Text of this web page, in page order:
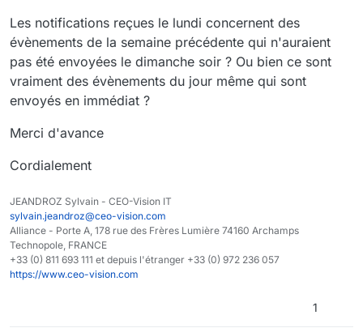
créés, modifiés, etc. sur l'espace en question.
Nous recevons ensuite de manière instantané
des notifs concernant les fichiers créés, modifiés
le jour même. Les journées du lundi se
transforment donc en avalanches de notifications
car la notifications hebdo deviens de l'instantané
Ce comportement est difficile à expliquer aux
Les notifications reçues le lundi concernent des
évènements de la semaine précédente qui n'auraient
pas été envoyées le dimanche soir ? Ou bien ce sont
vraiment des évènements du jour même qui sont
envoyés en immédiat ?
Merci d'avance
Cordialement
JEANDROZ Sylvain - CEO-Vision IT
sylvain.jeandroz@ceo-vision.com
Alliance - Porte A, 178 rue des Frères Lumière 74160 Archamps
Technopole, FRANCE
+33 (0) 811 693 111 et depuis l'étranger +33 (0) 972 236 057
https://www.ceo-vision.com
1